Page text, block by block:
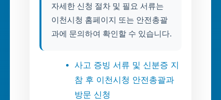
자세한 신청 절차 및 필요 서류는
이천시청 홈페이지 또는 안전총괄
과에 문의하여 확인할 수 있습니다.
사고 증빙 서류 및 신분증 지
참 후 이천시청 안전총괄과
방문 신청